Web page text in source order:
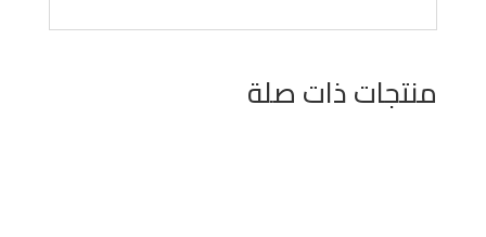
منتجات ذات صلة